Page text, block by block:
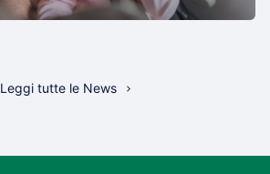
Leggi tutte le News